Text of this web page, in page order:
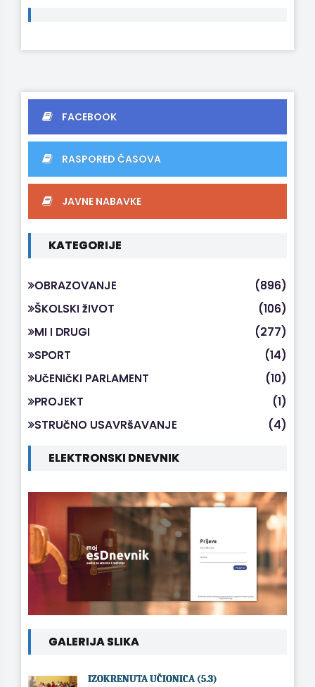
FACEBOOK
RASPORED ČASOVA
JAVNE NABAVKE
KATEGORIJE
OBRAZOVANJE
(896)
ŠKOLSKI žIVOT
(106)
MI I DRUGI
(277)
SPORT
(14)
UčENIčKI PARLAMENT
(10)
PROJEKT
(1)
STRUčNO USAVRšAVANJE
(4)
ELEKTRONSKI DNEVNIK
GALERIJA SLIKA
IZOKRENUTA UČIONICA (5.3)